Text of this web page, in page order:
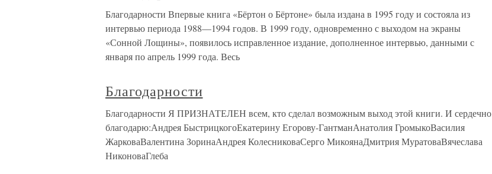
Благодарности Впервые книга «Бёртон о Бёртоне» была издана в 1995 году и состояла из
интервью периода 1988—1994 годов. В 1999 году, одновременно с выходом на экраны
«Сонной Лощины», появилось исправленное издание, дополненное интервью, данными с
января по апрель 1999 года. Весь
Благодарности
Благодарности Я ПРИЗНАТЕЛЕН всем, кто сделал возможным выход этой книги. И сердечно
благодарю:Андрея БыстрицкогоЕкатерину Егорову-ГантманАнатолия ГромыкоВасилия
ЖарковаВалентина ЗоринаАндрея КолесниковаСерго МикоянаДмитрия МуратоваВячеслава
НиконоваГлеба